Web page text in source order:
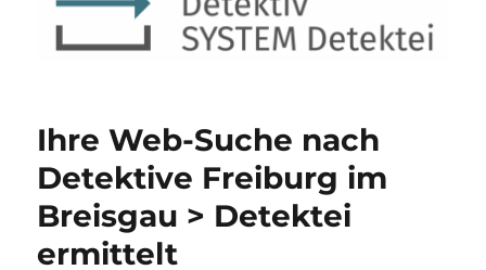
Ihre Web-Suche nach
Detektive Freiburg im
Breisgau > Detektei
ermittelt